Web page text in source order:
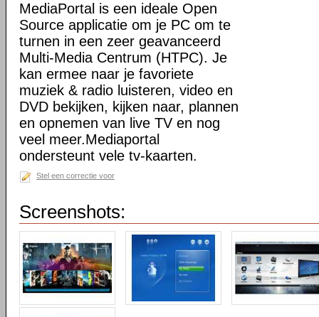
MediaPortal is een ideale Open
Source applicatie om je PC om te
turnen in een zeer geavanceerd
Multi-Media Centrum (HTPC). Je
kan ermee naar je favoriete
muziek & radio luisteren, video en
DVD bekijken, kijken naar, plannen
en opnemen van live TV en nog
veel meer.Mediaportal
ondersteunt vele tv-kaarten.
Stel een correctie voor
Screenshots: